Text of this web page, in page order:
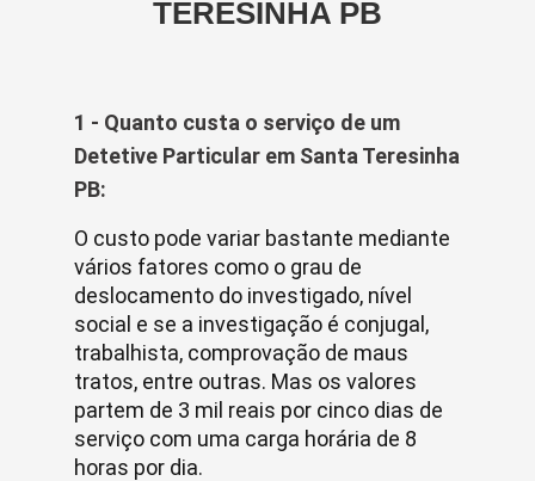
TERESINHA PB
1 - Quanto custa o serviço de um
Detetive Particular em Santa Teresinha
PB:
O custo pode variar bastante mediante
vários fatores como o grau de
deslocamento do investigado, nível
social e se a investigação é conjugal,
trabalhista, comprovação de maus
tratos, entre outras. Mas os valores
partem de 3 mil reais por cinco dias de
serviço com uma carga horária de 8
horas por dia.